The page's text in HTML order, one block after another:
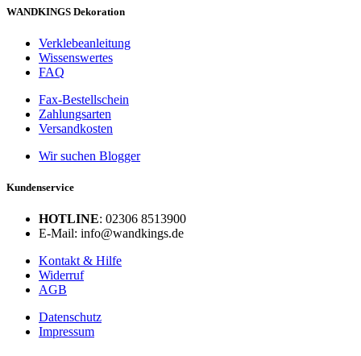
WANDKINGS Dekoration
Verklebeanleitung
Wissenswertes
FAQ
Fax-Bestellschein
Zahlungsarten
Versandkosten
Wir suchen Blogger
Kundenservice
HOTLINE: 02306 8513900
E-Mail: info@wandkings.de
Kontakt & Hilfe
Widerruf
AGB
Datenschutz
Impressum